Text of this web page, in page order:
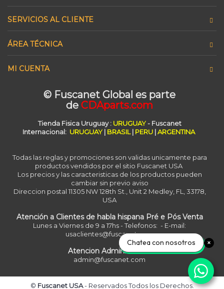
SERVICIOS AL CLIENTE
ÁREA TÉCNICA
MI CUENTA
© Fuscanet Global es parte
de CDAparts.com
Tienda Fisica Uruguay : URUGUAY- Fuscanet
Internacional: URUGUAY | BRASIL| PERU |ARGENTINA
Todas las reglas y promociones son validas unicamente para
productos vendidos por el sitio Fuscanet USA
Los precios y las caracteristicas de los productos pueden
cambiar sin previo aviso
Direccion postal 11305 NW 128th St., Unit 2 Medley, FL, 33178,
USA
Atención a Clientes de habla hispana Pré e Pós Venta
Lunes a Viernes de 9 a 17hs - Telefonos: - E-mail:
usaclientes@fuscanet.com
Atencion Administrativa
admin@fuscanet.com
© Fuscanet USA- Reservados Todos los Derechos.
Chatea con nosotros